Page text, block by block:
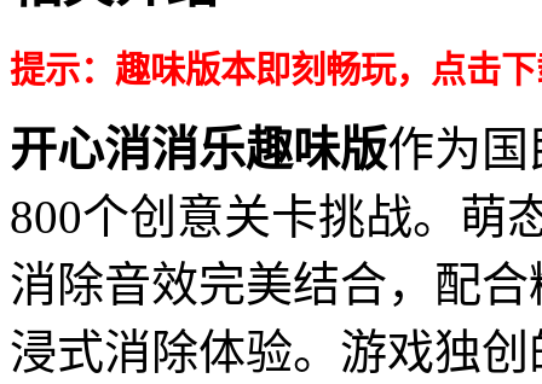
提示：趣味版本即刻畅玩，点击
开心消消乐趣味版作为
800个创意关卡挑战。萌
消除音效完美结合，配
浸式消除体验。游戏独